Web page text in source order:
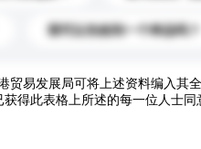
我可以先收到一个样品吗？
贸易发展局可将上述资料编入其
得此表格上所述的每一位人士